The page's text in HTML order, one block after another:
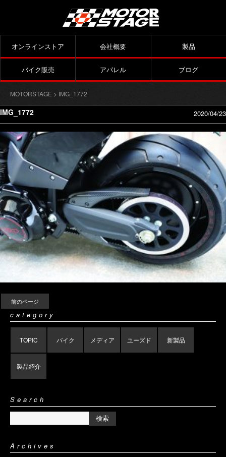
オンラインストア 会社概要 製品
バイク販売 アパレル ブログ
MOTORSTAGE > IMG_1772
IMG_1772 2020/04/23
前のページ
category
TOPIC バイク メディア ユーズド 新製品
製品紹介
Search
Archives